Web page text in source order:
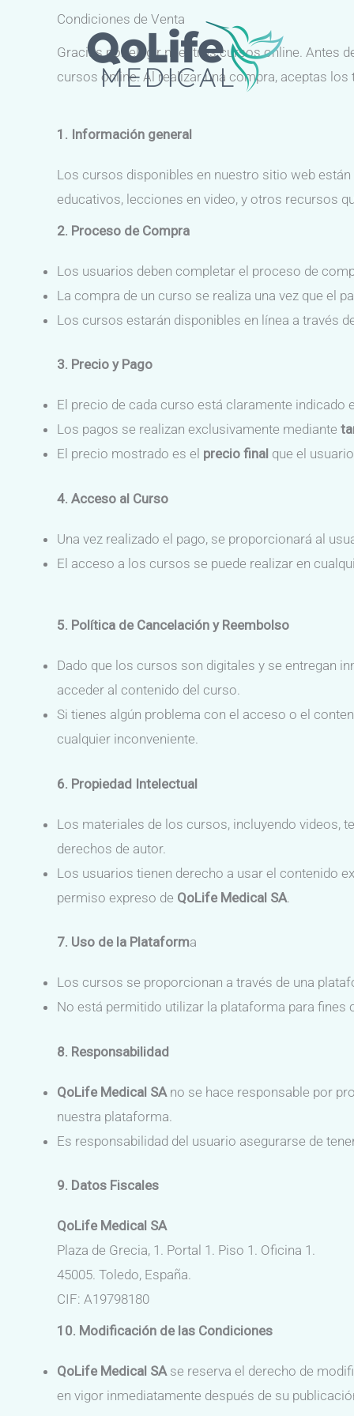
Condiciones de Venta
Gracias por elegir nuestros cursos online. Antes
cursos online. Al realizar una compra, aceptas
1. Información general
Los cursos disponibles en nuestro sitio web
educativos, lecciones en video, y otros recursos
2. Proceso de Compra
Los usuarios deben completar el proceso de
La compra de un curso se realiza una vez que el
Los cursos estarán disponibles en línea a través
3. Precio y Pago
El precio de cada curso está claramente indicado
Los pagos se realizan exclusivamente mediante
El precio mostrado es el precio final que el
4. Acceso al Curso
Una vez realizado el pago, se proporcionará al
El acceso a los cursos se puede realizar en
5. Política de Cancelación y Reembolso
Dado que los cursos son digitales y se entregan
acceder al contenido del curso.
Si tienes algún problema con el acceso o el
cualquier inconveniente.
6. Propiedad Intelectual
Los materiales de los cursos, incluyendo videos,
derechos de autor.
Los usuarios tienen derecho a usar el contenido
permiso expreso de QoLife Medical SA
7. Uso de la Plataforma
Los cursos se proporcionan a través de una
No está permitido utilizar la plataforma para
8. Responsabilidad
QoLife Medical SA no se hace responsable por
nuestra plataforma.
Es responsabilidad del usuario asegurarse de
9. Datos Fiscales
QoLife Medical SA
Plaza de Grecia, 1. Portal 1. Piso 1. Oficina 1.
45005. Toledo, España.
CIF: A19798180
10. Modificación de las Condiciones
QoLife Medical SA se reserva el derecho de
en vigor inmediatamente después de su